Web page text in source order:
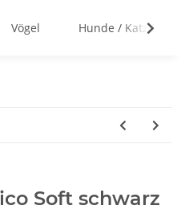
Vögel Hunde / Katzen
Soft schwarz